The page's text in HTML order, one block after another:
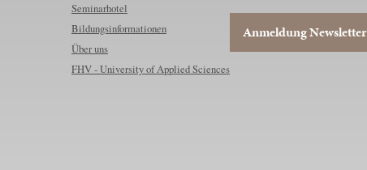
Seminarhotel
Bildungsinformationen
Über uns
FHV - University of Applied Sciences
Anmeldung Newsletter